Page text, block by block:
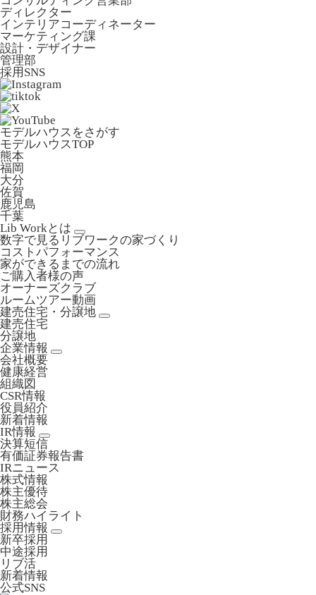
ディレクター
インテリアコーディネーター
マーケティング課
設計・デザイナー
管理部
採用SNS
モデルハウスをさがす
モデルハウスTOP
熊本
福岡
大分
佐賀
鹿児島
千葉
Lib Workとは
数字で見るリブワークの家づくり
コストパフォーマンス
家ができるまでの流れ
ご購入者様の声
オーナーズクラブ
ルームツアー動画
建売住宅・分譲地
建売住宅
分譲地
企業情報
会社概要
健康経営
組織図
CSR情報
役員紹介
新着情報
IR情報
決算短信
有価証券報告書
IRニュース
株式情報
株主優待
株主総会
財務ハイライト
採用情報
新卒採用
中途採用
リブ活
新着情報
公式SNS